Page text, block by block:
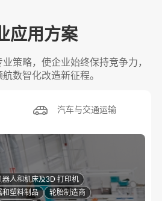
应用方案
策略，使企业始终保持竞争力，
数智化改造新征程。
汽车与交通运输
器人和机床及3D 打印机
和塑料制品
轮胎制造商